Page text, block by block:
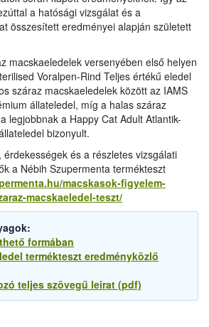
a hatósági vizsgálat és a
összesített eredményei alapján született
macskaeledelek versenyében első helyen
Voralpen-Rind Teljes értékű eledel
száraz macskaeledelek között az IAMS
állateledel, míg a halas száraz
legjobbnak a Happy Cat Adult Atlantik-
bizonyult.
és a részletes vizsgálati
a Nébih Szupermenta termékteszt
macskasok-figyelem-
macskaeledel-teszt/
formában
termékteszt eredményközlő
teljes szövegű leirat (pdf)